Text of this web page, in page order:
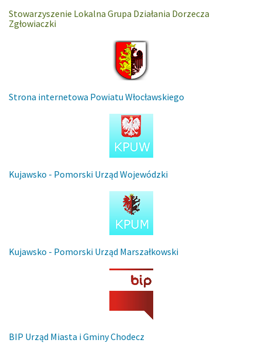
Stowarzyszenie Lokalna Grupa Działania Dorzecza
Zgłowiaczki
Strona internetowa Powiatu Włocławskiego
Kujawsko - Pomorski Urząd Wojewódzki
Kujawsko - Pomorski Urząd Marszałkowski
BIP Urząd Miasta i Gminy Chodecz